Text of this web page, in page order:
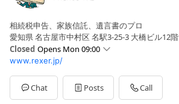
相続税申告、家族信託、遺言書のプロ
愛知県 名古屋市中村区 名駅3-25-3 大橋ビル12階
Closed Opens Mon 09:00
Sun09:00 - 18:00
Mon09:00 - 20:00
Tue09:00 - 20:00
Wed09:00 - 20:00
www.rexer.jp/
Chat Posts Call